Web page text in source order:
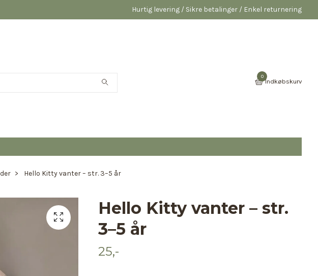
Hurtig levering / Sikre betalinger / Enkel returnering
0
Indkøbskurv
Hello Kitty vanter – str. 3–5 år
Hello Kitty vanter – str.
3–5 år
25,-